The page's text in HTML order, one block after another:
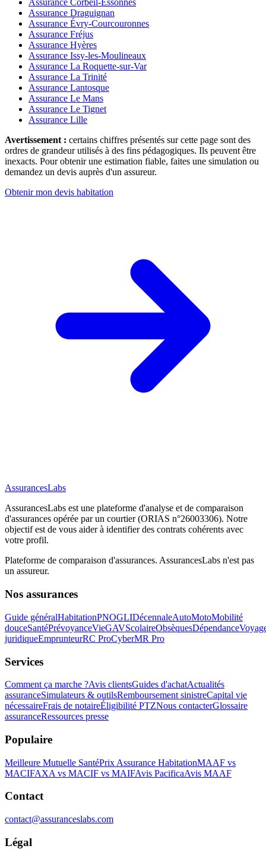
Assurance Corbeil-Essonnes
Assurance Draguignan
Assurance Évry-Courcouronnes
Assurance Fréjus
Assurance Hyères
Assurance Issy-les-Moulineaux
Assurance La Roquette-sur-Var
Assurance La Trinité
Assurance Lantosque
Assurance Le Mans
Assurance Le Tignet
Assurance Lille
Avertissement : certains chiffres présentés sur cette page sont des
ordres de grandeur utilisés à des fins pédagogiques. Ils peuvent être
inexacts. Pour obtenir une estimation fiable, faites une simulation ou
demandez un devis auprès d'un assureur.
Obtenir mon devis habitation
AssurancesLabs
AssurancesLabs est une plateforme d'analyse et de comparaison
d'assurances opérée par un courtier (ORIAS n°26003306). Notre
objectif est de vous aider à identifier des contrats cohérents avec
votre profil.
Plateforme de comparaison d'assurances. AssurancesLabs n'est pas
un assureur.
Nos assurances
Guide généralHabitationPNOGLIDécennaleAutoMotoMobilité
douceSantéPrévoyanceVieGAVScolaireObsèquesDépendance
juridiqueEmprunteurRC ProCyberMR Pro
Services
Comment ça marche ?Avis clientsGuides d'achatActualités
assuranceSimulateurs & outilsRemboursement sinistreCapital vie
nécessaireFrais de notaireÉligibilité PTZNous contacterGlossaire
assuranceRessources presse
Populaire
Meilleure Mutuelle SantéPrix Assurance HabitationMAAF vs
MACIFAXA vs MACIF vs MAIFAvis PacificaAvis MAAF
Contact
contact@assuranceslabs.com
Légal